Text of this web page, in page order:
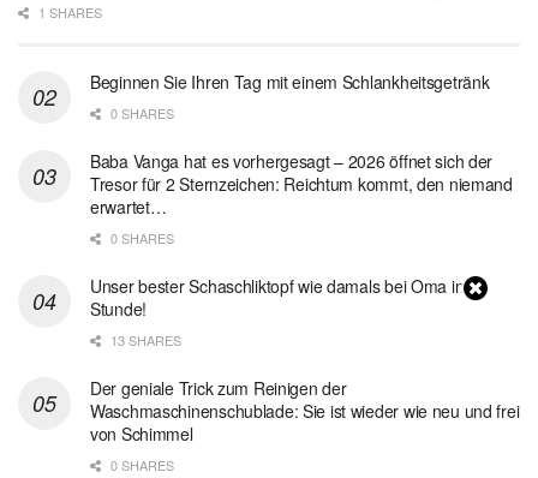
1 SHARES
Beginnen Sie Ihren Tag mit einem Schlankheitsgetränk
0 SHARES
Baba Vanga hat es vorhergesagt – 2026 öffnet sich der
Tresor für 2 Sternzeichen: Reichtum kommt, den niemand
erwartet…
0 SHARES
Unser bester Schaschliktopf wie damals bei Oma in 1
Stunde!
13 SHARES
Der geniale Trick zum Reinigen der
Waschmaschinenschublade: Sie ist wieder wie neu und frei
von Schimmel
0 SHARES